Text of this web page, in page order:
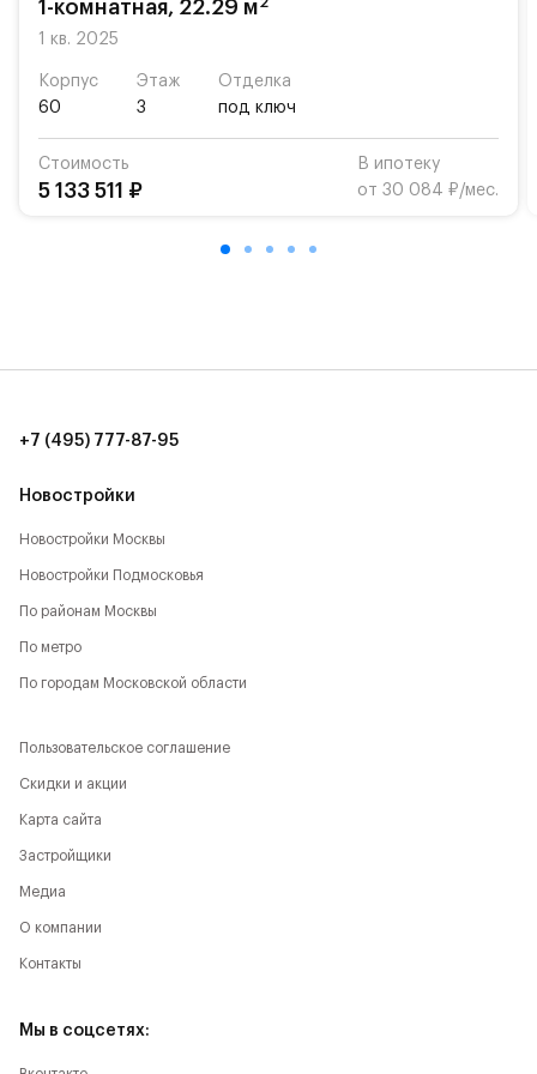
Для автомобилистов — закрытые озеленённые
парковки.
Территория квартала приватная, въезд
осуществляется по пропускам.#yan19-2r1501631#
1-комнатная, 22.29 м
1 кв. 2025
Корпус
60
Этаж
3
Отделка
под ключ
Стоимость
5 133 511 ₽
В ипотеку
от 30 084 ₽/мес.
Новостройки
Новостройки Москвы
Новостройки Подмосковья
По районам Москвы
По метро
По городам Московской области
+7 (495) 777-87-95
Пользовательское соглашение
Скидки и акции
Карта сайта
Застройщики
Медиа
О компании
Контакты
Мы в соцсетях: